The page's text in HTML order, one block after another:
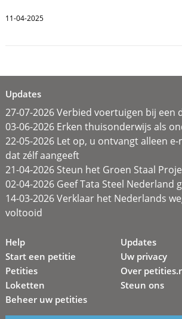
11-04-2025
Updates
27-07-2026 Verbied voertuigen bij een
03-06-2026 Erken thuisonderwijs als
22-05-2026 Let op, u ontvangt alleen
dat zélf aangeeft
21-04-2026 Steun het Groen Staal
02-04-2026 Geef Tata Steel Nederland
14-03-2026 Verklaar het Nederlands
voltooid
Help
Start een petitie
Petities
Loketten
Beheer uw petities
Updates
Uw privacy
Over
Steun ons